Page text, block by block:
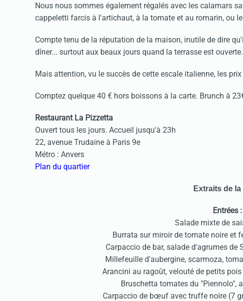
Nous nous sommes également régalés avec les calamars
cappeletti farcis à l'artichaut, à la tomate et au romarin, ou
Compte tenu de la réputation de la maison, inutile de dire
dîner... surtout aux beaux jours quand la terrasse est ouverte.
Mais attention, vu le succès de cette escale italienne, les
Comptez quelque 40 € hors boissons à la carte. Brunch à
Restaurant La Pizzetta
Ouvert tous les jours. Accueil jusqu'à 23h
22, avenue Trudaine à Paris 9e
Métro : Anvers
Plan du quartier
Extraits de
Entrées :
Salade mixte de
Burrata sur miroir de tomate noire et
Carpaccio de bar, salade d'agrumes de
Millefeuille d'aubergine, scarmoza,
Arancini au ragoût, velouté de petits
Bruschetta tomates du "Piennolo",
Carpaccio de bœuf avec truffe noire (7